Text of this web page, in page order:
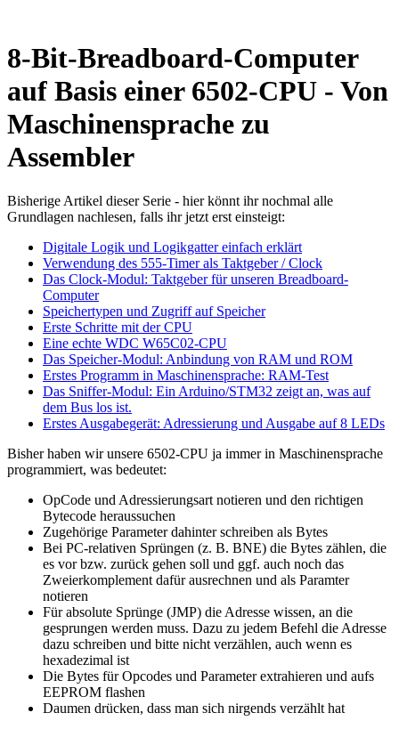
8-Bit-Breadboard-Computer
auf Basis einer 6502-CPU - Von
Maschinensprache zu
Assembler
Bisherige Artikel dieser Serie - hier könnt ihr nochmal alle
Grundlagen nachlesen, falls ihr jetzt erst einsteigt:
Digitale Logik und Logikgatter einfach erklärt
Verwendung des 555-Timer als Taktgeber / Clock
Das Clock-Modul: Taktgeber für unseren Breadboard-
Computer
Speichertypen und Zugriff auf Speicher
Erste Schritte mit der CPU
Eine echte WDC W65C02-CPU
Das Speicher-Modul: Anbindung von RAM und ROM
Erstes Programm in Maschinensprache: RAM-Test
Das Sniffer-Modul: Ein Arduino/STM32 zeigt an, was auf
dem Bus los ist.
Erstes Ausgabegerät: Adressierung und Ausgabe auf 8 LEDs
Bisher haben wir unsere 6502-CPU ja immer in Maschinensprache
programmiert, was bedeutet:
OpCode und Adressierungsart notieren und den richtigen
Bytecode heraussuchen
Zugehörige Parameter dahinter schreiben als Bytes
Bei PC-relativen Sprüngen (z. B. BNE) die Bytes zählen, die
es vor bzw. zurück gehen soll und ggf. auch noch das
Zweierkomplement dafür ausrechnen und als Paramter
notieren
Für absolute Sprünge (JMP) die Adresse wissen, an die
gesprungen werden muss. Dazu zu jedem Befehl die Adresse
dazu schreiben und bitte nicht verzählen, auch wenn es
hexadezimal ist
Die Bytes für Opcodes und Parameter extrahieren und aufs
EEPROM flashen
Daumen drücken, dass man sich nirgends verzählt hat